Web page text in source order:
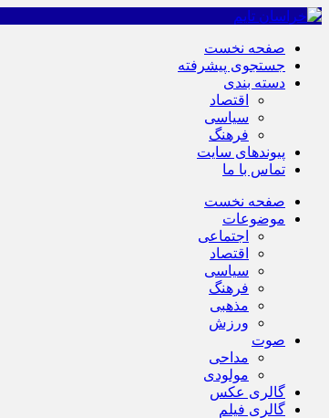
صفحه نخست
جستجوی پیشرفته
دسته بندی
اقتصاد
سیاسی
فرهنگ
پیوندهای سایت
تماس با ما
صفحه نخست
موضوعات
اجتماعی
اقتصاد
سیاسی
فرهنگ
مذهبی
ورزش
صوت
مداحی
مولودی
گالری عکس
گالری فیلم